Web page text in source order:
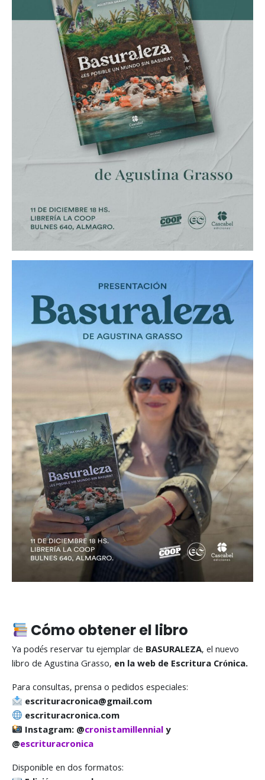
Cómo obtener el libro
Ya podés reservar tu ejemplar de BASURALEZA, el nuevo
libro de Agustina Grasso, en la web de Escritura Crónica.
Para consultas, prensa o pedidos especiales:
escrituracronica@gmail.com
escrituracronica.com
Instagram: @cronistamillennialy
@escrituracronica
Disponible en dos formatos: